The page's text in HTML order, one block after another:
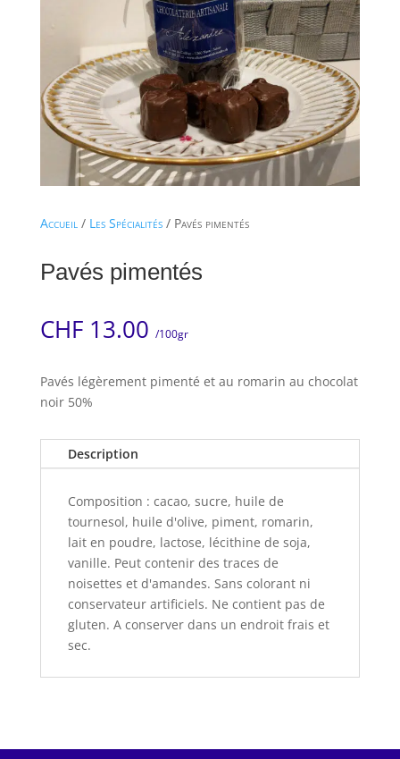
Accueil/ Les Spécialités/ Pavés pimentés
Pavés pimentés
CHF13.00 /100gr
Pavés légèrement pimenté et au romarin au chocolat
noir 50%
Description
Composition : cacao, sucre, huile de
tournesol, huile d'olive, piment, romarin,
lait en poudre, lactose, lécithine de soja,
vanille. Peut contenir des traces de
noisettes et d'amandes. Sans colorant ni
conservateur artificiels. Ne contient pas de
gluten. A conserver dans un endroit frais et
sec.